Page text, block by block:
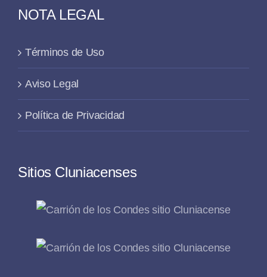
NOTA LEGAL
Términos de Uso
Aviso Legal
Política de Privacidad
Sitios Cluniacenses